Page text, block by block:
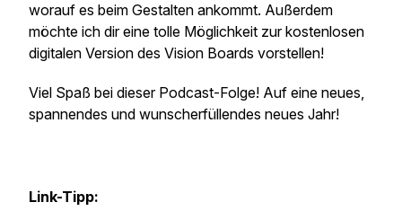
worauf es beim Gestalten ankommt. Außerdem
möchte ich dir eine tolle Möglichkeit zur kostenlosen
digitalen Version des Vision Boards vorstellen!
Viel Spaß bei dieser Podcast-Folge! Auf eine neues,
spannendes und wunscherfüllendes neues Jahr!
Link-Tipp: